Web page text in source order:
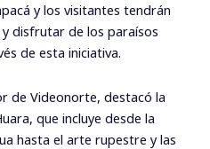
y los visitantes tendrán
disfrutar de los paraísos
de esta iniciativa.
de Videonorte, destacó la
que incluye desde la
hasta el arte rupestre y las